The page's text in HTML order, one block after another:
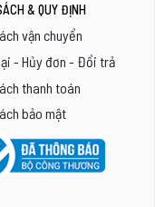
có
nhiều
biến
thể.
Các
tùy
chọn
& QUY ĐỊNH
vận chuyển
- Hủy đơn - Đổi trả
thanh toán
bảo mật